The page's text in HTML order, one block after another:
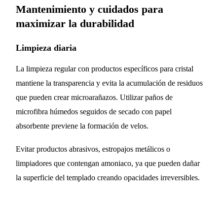
Mantenimiento y cuidados para
maximizar la durabilidad
Limpieza diaria
La limpieza regular con productos específicos para cristal
mantiene la transparencia y evita la acumulación de residuos
que pueden crear microarañazos. Utilizar paños de
microfibra húmedos seguidos de secado con papel
absorbente previene la formación de velos.
Evitar productos abrasivos, estropajos metálicos o
limpiadores que contengan amoniaco, ya que pueden dañar
la superficie del templado creando opacidades irreversibles.